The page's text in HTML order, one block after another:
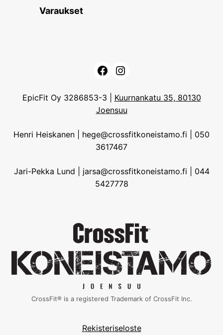
Varaukset
Facebook
Instagram
EpicFit Oy 3286853-3 | Kuurnankatu 35, 80130
Joensuu
Henri Heiskanen | hege@crossfitkoneistamo.fi | 050
3617467
Jari-Pekka Lund | jarsa@crossfitkoneistamo.fi | 044
5427778
CrossFit® is a registered Trademark of CrossFit Inc.
Rekisteriseloste